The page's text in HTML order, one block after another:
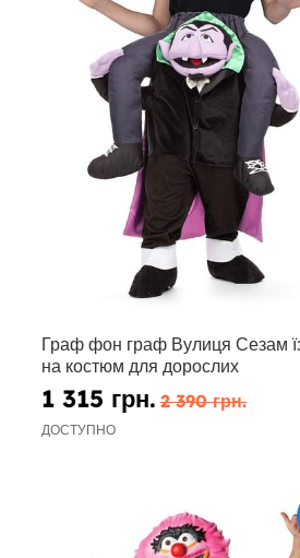
Граф фон граф Вулиця Сезам
на костюм для дорослих
1 315 грн. 2 390 грн.
ДОСТУПНО